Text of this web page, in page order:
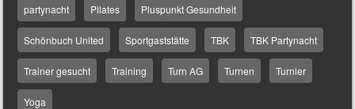
partynacht Pilates Pluspunkt Gesundheit
Schönbuch United Sportgaststätte TBK TBK Partynacht
Trainer gesucht Training Turn AG Turnen Turnier
Yoga